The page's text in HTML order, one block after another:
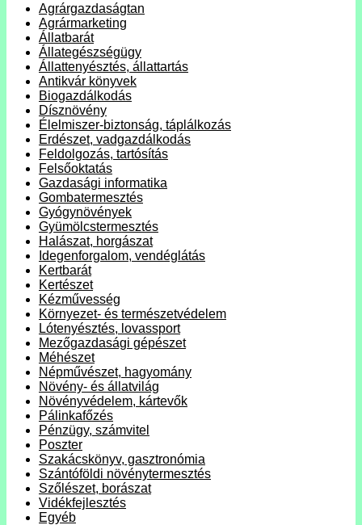
Agrárgazdaságtan
Agrármarketing
Állatbarát
Állategészségügy
Állattenyésztés, állattartás
Antikvár könyvek
Biogazdálkodás
Dísznövény
Élelmiszer-biztonság, táplálkozás
Erdészet, vadgazdálkodás
Feldolgozás, tartósítás
Felsőoktatás
Gazdasági informatika
Gombatermesztés
Gyógynövények
Gyümölcstermesztés
Halászat, horgászat
Idegenforgalom, vendéglátás
Kertbarát
Kertészet
Kézművesség
Környezet- és természetvédelem
Lótenyésztés, lovassport
Mezőgazdasági gépészet
Méhészet
Népművészet, hagyomány
Növény- és állatvilág
Növényvédelem, kártevők
Pálinkafőzés
Pénzügy, számvitel
Poszter
Szakácskönyv, gasztronómia
Szántóföldi növénytermesztés
Szőlészet, borászat
Vidékfejlesztés
Egyéb